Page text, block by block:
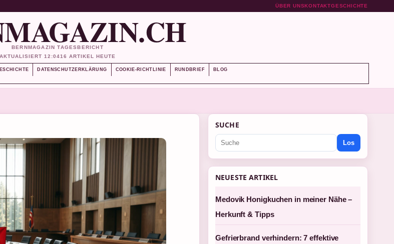
ÜBER UNSKONTAKTGESCHICHTE
BERNMAGAZIN TAGESBERICHT
AKTUALISIERT 12:0416 ARTIKEL HEUTE
DATENSCHUTZERKLÄRUNG COOKIE-RICHTLINIE RUNDBRIEF BLOG
SUCHE
Los
NEUESTE ARTIKEL
Medovik Honigkuchen in meiner Nähe –
Herkunft & Tipps
Gefrierbrand verhindern: 7 effektive